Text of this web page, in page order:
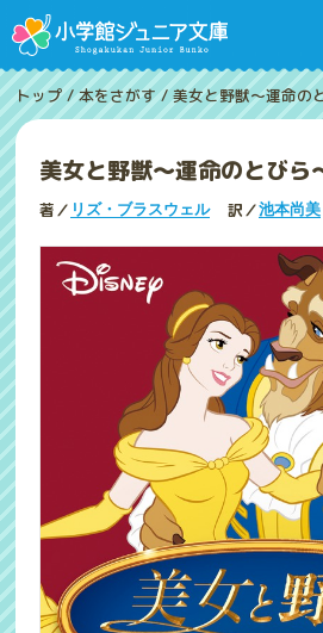
トップ /本をさがす /美女と野獣～運命
美女と野獣～運命のとび
著／ リズ・ブラスウェル 訳／池本尚美